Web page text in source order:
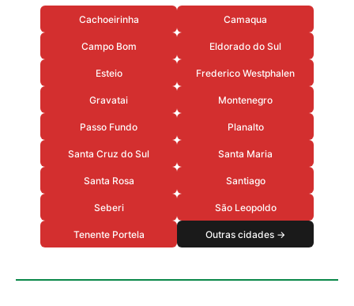
Cachoeirinha Camaqua
Campo Bom Eldorado do Sul
Esteio Frederico Westphalen
Gravatai Montenegro
Passo Fundo Planalto
Santa Cruz do Sul Santa Maria
Santa Rosa Santiago
Seberi São Leopoldo
Tenente Portela Outras cidades →